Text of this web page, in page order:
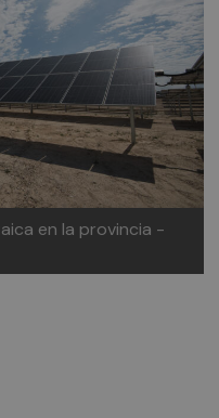
en la provincia -